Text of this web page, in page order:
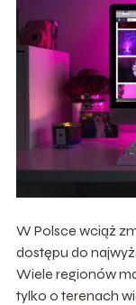
W Polsce wciąż
dostępu do
Wiele regionów
tylko o terenach